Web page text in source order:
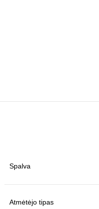
Spalva
Atmėtėjo tipas